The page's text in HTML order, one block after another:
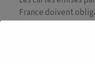
France doivent